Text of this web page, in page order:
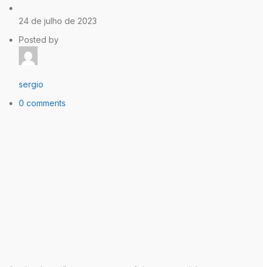
24 de julho de 2023
Posted by
sergio
0 comments